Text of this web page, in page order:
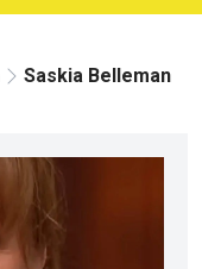
Saskia Belleman